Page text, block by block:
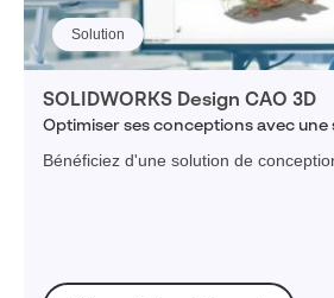
Solution
SOLIDWORKS Design CAO 3D
Optimiser ses conceptions avec une
Bénéficiez d'une solution de